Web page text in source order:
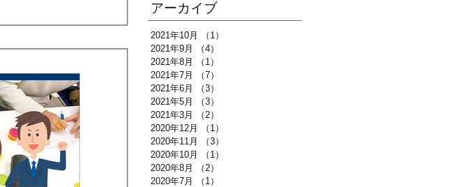
アーカイブ
2021年10月 （1）
2021年9月
（4）
2021年8月
（1）
2021年7月
（7）
2021年6月
（3）
2021年5月
（3）
2021年3月
（2）
2020年12月
（1）
2020年11月
（3）
2020年10月
（1）
2020年8月
（2）
2020年7月
（1）